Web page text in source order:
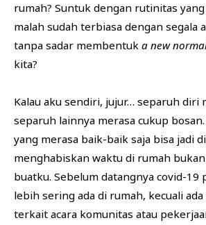
rumah? Suntuk dengan rutinitas
malah sudah terbiasa dengan segala
tanpa sadar membentuk a new
kita?
Kalau aku sendiri, jujur… separuh diri
separuh lainnya merasa cukup
yang merasa baik-baik saja bisa jadi
menghabiskan waktu di rumah
buatku. Sebelum datangnya covid-19
lebih sering ada di rumah, kecuali
terkait acara komunitas atau